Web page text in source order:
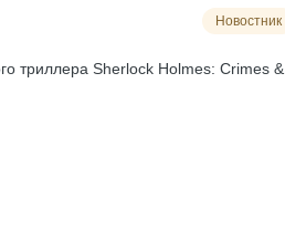
Новостник
триллера Sherlock Holmes: Crimes &